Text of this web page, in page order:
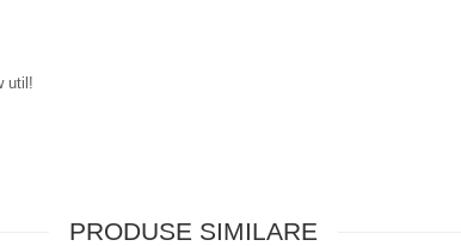
util!
PRODUSE SIMILARE